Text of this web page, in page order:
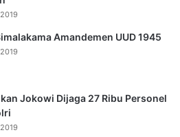
Amandemen UUD 1945
Jokowi Dijaga 27 Ribu Personel